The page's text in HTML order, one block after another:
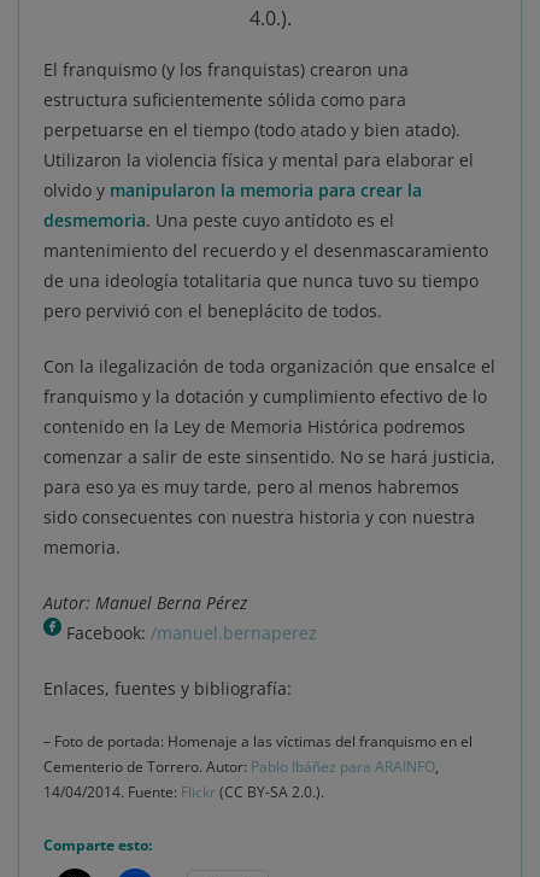
4.0.).
El franquismo (y los franquistas) crearon una
estructura suficientemente sólida como para
perpetuarse en el tiempo (todo atado y bien atado).
Utilizaron la violencia física y mental para elaborar el
olvido y manipularon la memoria para crear la
desmemoria. Una peste cuyo antídoto es el
mantenimiento del recuerdo y el desenmascaramiento
de una ideología totalitaria que nunca tuvo su tiempo
pero pervivió con el beneplácito de todos.
Con la ilegalización de toda organización que ensalce el
franquismo y la dotación y cumplimiento efectivo de lo
contenido en la Ley de Memoria Histórica podremos
comenzar a salir de este sinsentido. No se hará justicia,
para eso ya es muy tarde, pero al menos habremos
sido consecuentes con nuestra historia y con nuestra
memoria.
Autor: Manuel Berna Pérez
Facebook: /manuel.bernaperez
Enlaces, fuentes y bibliografía:
– Foto de portada: Homenaje a las víctimas del franquismo en el
Cementerio de Torrero. Autor: Pablo Ibáñez para ARAINFO,
14/04/2014. Fuente: Flickr(CC BY-SA 2.0.).
Comparte esto: